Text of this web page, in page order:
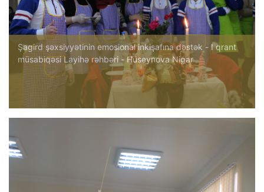
Şagird şəxsiyyətinin emosional inkişafına dəstək - I qrant
müsabiqəsi Layihə rəhbəri - Hüseynova Nigar